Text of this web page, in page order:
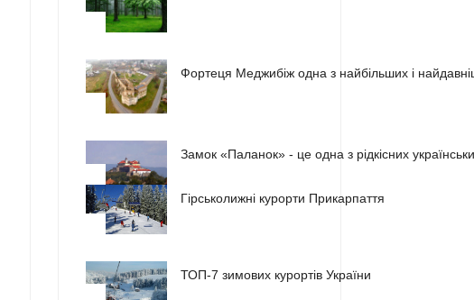
Фортеця Меджибіж одна з найбільших і
Замок «Паланок» - це одна з рідкісних
Гірськолижні курорти Прикарпаття
ТОП-7 зимових курортів України